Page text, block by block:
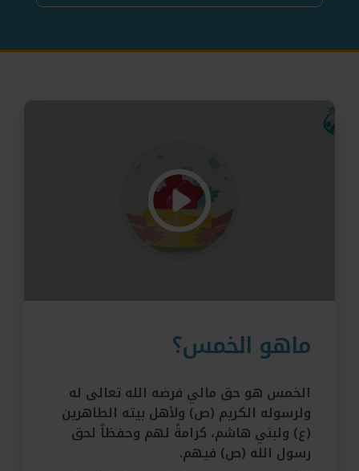
ماهو الخمس؟
الخمس هو حق مالي فرضه الله تعالى له
ولرسوله الكريم (ص) ولأهل بيته الطاهرين
(ع) ولبني هاشم، كرامةً لهم وحفظاً لحق
رسول الله (ص) فيهم.